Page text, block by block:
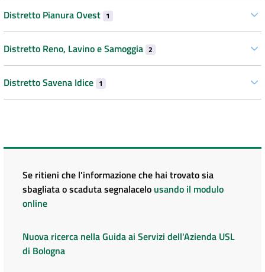
Distretto Pianura Ovest 1
Distretto Reno, Lavino e Samoggia 2
Distretto Savena Idice 1
Se ritieni che l'informazione che hai trovato sia
sbagliata o scaduta segnalacelo usando il modulo
online
Nuova ricerca nella Guida ai Servizi dell'Azienda USL
di Bologna